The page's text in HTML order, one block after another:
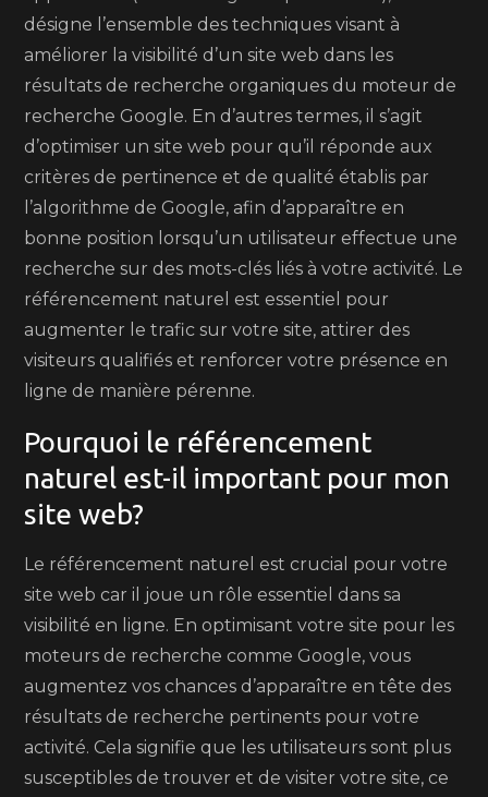
désigne l’ensemble des techniques visant à
améliorer la visibilité d’un site web dans les
résultats de recherche organiques du moteur de
recherche Google. En d’autres termes, il s’agit
d’optimiser un site web pour qu’il réponde aux
critères de pertinence et de qualité établis par
l’algorithme de Google, afin d’apparaître en
bonne position lorsqu’un utilisateur effectue une
recherche sur des mots-clés liés à votre activité. Le
référencement naturel est essentiel pour
augmenter le trafic sur votre site, attirer des
visiteurs qualifiés et renforcer votre présence en
ligne de manière pérenne.
Pourquoi le référencement
naturel est-il important pour mon
site web?
Le référencement naturel est crucial pour votre
site web car il joue un rôle essentiel dans sa
visibilité en ligne. En optimisant votre site pour les
moteurs de recherche comme Google, vous
augmentez vos chances d’apparaître en tête des
résultats de recherche pertinents pour votre
activité. Cela signifie que les utilisateurs sont plus
susceptibles de trouver et de visiter votre site, ce